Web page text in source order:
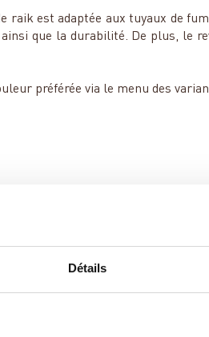
Détails
raik est adaptée aux tuyaux de
que la durabilité. De plus, le
préférée via le menu des